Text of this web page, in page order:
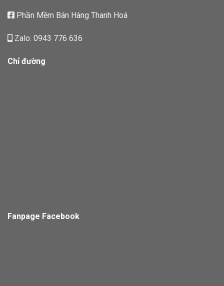
Phần Mềm Bán Hàng Thanh Hoá
Zalo: 0943 776 636
Chỉ đường
Fanpage Facebook